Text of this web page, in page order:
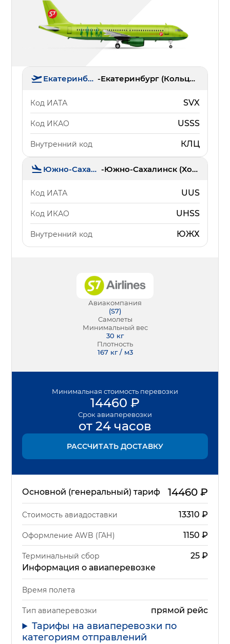
Екатеринбург - Екатеринбург (Кольцово)
Код ИАТА SVX
Код ИКАО USSS
Внутренний код КЛЦ
Южно-Сахалинск - Южно-Сахалинск (Хомутово)
Код ИАТА UUS
Код ИКАО UHSS
Внутренний код ЮЖХ
Авиакомпания
(S7)
Самолеты
Минимальный вес
30 кг
Плотность
167 кг / м3
Минимальная стоимость перевозки
14460 ₽
Срок авиаперевозки
от 24 часов
РАССЧИТАТЬ ДОСТАВКУ
Основной (генеральный) тариф 14460₽
Стоимость авиадоставки 13310 ₽
Оформление AWB (ГАН) 1150 ₽
Терминальный сбор 25₽
Информация о авиаперевозке
Время полета
Тип авиаперевозки прямой рейс
Тарифы на авиаперевозки по
категориям отправлений